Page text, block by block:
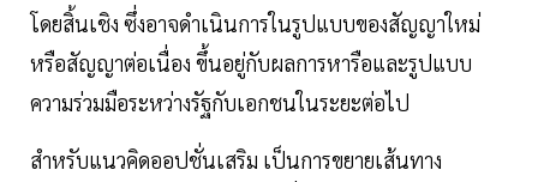
โดยสิ้นเชิง ซึ่งอาจดำเนินการในรูปแบบของสัญญาใหม่
หรือสัญญาต่อเนื่อง ขึ้นอยู่กับผลการหารือและรูปแบบ
ความร่วมมือระหว่างรัฐกับเอกชนในระยะต่อไป
สำหรับแนวคิดออปชั่นเสริม เป็นการขยายเส้นทาง